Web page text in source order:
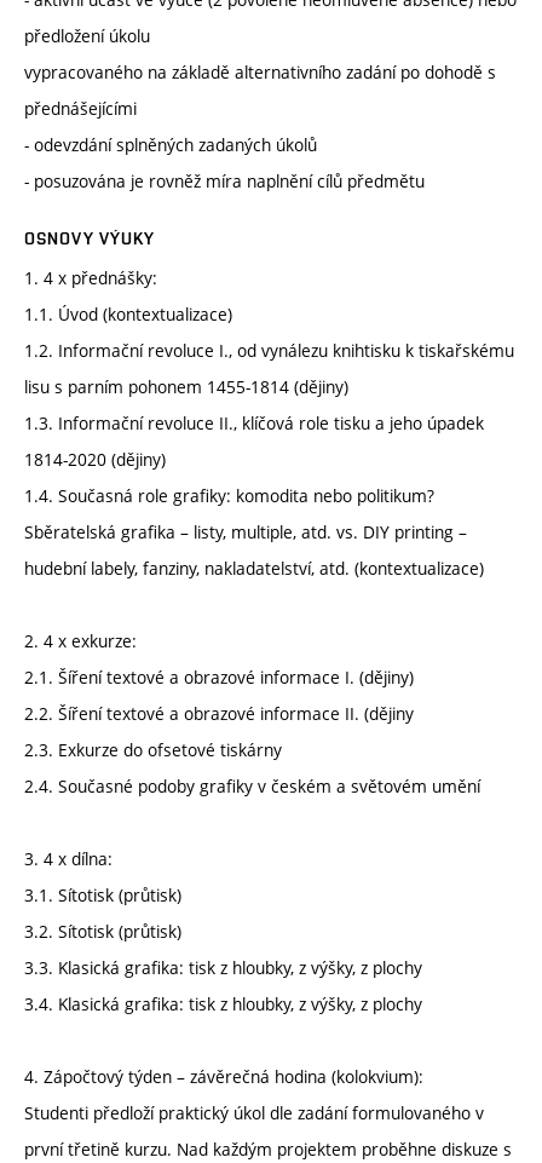
předložení úkolu
vypracovaného na základě alternativního zadání po dohodě s
přednášejícími
- odevzdání splněných zadaných úkolů
- posuzována je rovněž míra naplnění cílů předmětu
OSNOVY VÝUKY
1. 4 x přednášky:
1.1. Úvod (kontextualizace)
1.2. Informační revoluce I., od vynálezu knihtisku k tiskařskému
lisu s parním pohonem 1455-1814 (dějiny)
1.3. Informační revoluce II., klíčová role tisku a jeho úpadek
1814-2020 (dějiny)
1.4. Současná role grafiky: komodita nebo politikum?
Sběratelská grafika – listy, multiple, atd. vs. DIY printing –
hudební labely, fanziny, nakladatelství, atd. (kontextualizace)
2. 4 x exkurze:
2.1. Šíření textové a obrazové informace I. (dějiny)
2.2. Šíření textové a obrazové informace II. (dějiny
2.3. Exkurze do ofsetové tiskárny
2.4. Současné podoby grafiky v českém a světovém umění
3. 4 x dílna:
3.1. Sítotisk (průtisk)
3.2. Sítotisk (průtisk)
3.3. Klasická grafika: tisk z hloubky, z výšky, z plochy
3.4. Klasická grafika: tisk z hloubky, z výšky, z plochy
4. Zápočtový týden – závěrečná hodina (kolokvium):
Studenti předloží praktický úkol dle zadání formulovaného v
první třetině kurzu. Nad každým projektem proběhne diskuze s